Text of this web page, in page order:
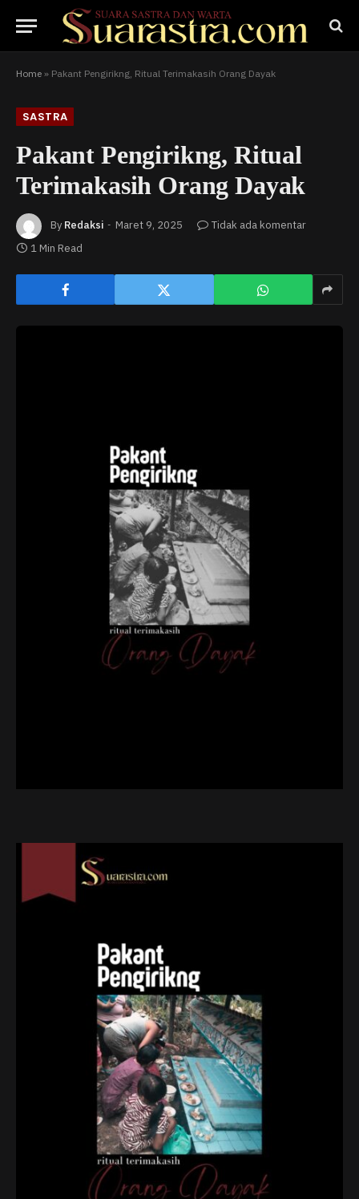
Home » Pakant Pengirikng, Ritual Terimakasih Orang Dayak
SASTRA
Pakant Pengirikng, Ritual
Terimakasih Orang Dayak
By Redaksi Maret 9, 2025
Tidak ada komentar
1 Min Read